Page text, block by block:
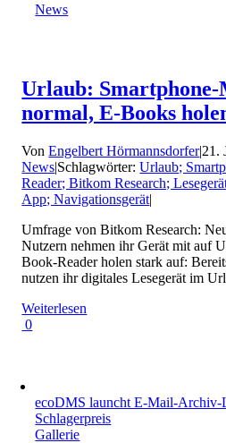
News
Urlaub:
normal, E-Books
VonEngelbert Hörmannsdorfer|21.
News|Schlagwörter:Urlaub;
Reader; Bitkom Research;
App; Navigationsgerät|
Umfrage von Bitkom Research:
Nutzern nehmen ihr Gerät mit auf
Book-Reader holen stark auf:
nutzen ihr digitales Lesegerät im
Weiterlesen
0
ecoDMS launcht E-Mail-
Schlagerpreis
Gallerie